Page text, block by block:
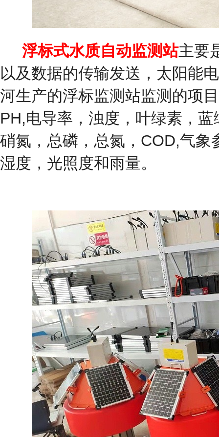
浮标式水质自动监测站主要
以及数据的传输发送，太阳能
河生产的浮标监测站监测的项
PH,电导率，浊度，叶绿素，
硝氮，总磷，总氮，COD,气
湿度，光照度和雨量。